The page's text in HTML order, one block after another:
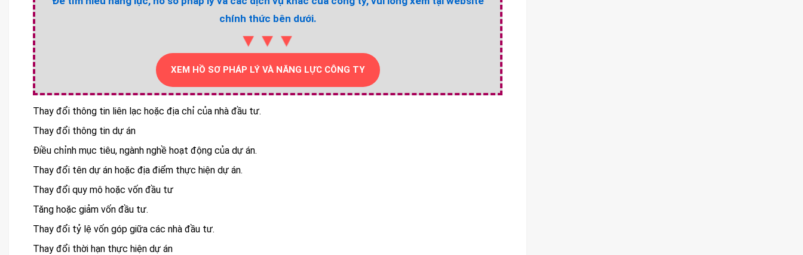
chính thức bên dưới.
▼▼▼
XEM HỒ SƠ PHÁP LÝ VÀ NĂNG LỰC CÔNG TY
Thay đổi thông tin liên lạc hoặc địa chỉ của nhà đầu tư.
Thay đổi thông tin dự án
Điều chỉnh mục tiêu, ngành nghề hoạt động của dự án.
Thay đổi tên dự án hoặc địa điểm thực hiện dự án.
Thay đổi quy mô hoặc vốn đầu tư
Tăng hoặc giảm vốn đầu tư.
Thay đổi tỷ lệ vốn góp giữa các nhà đầu tư.
Thay đổi thời hạn thực hiện dự án